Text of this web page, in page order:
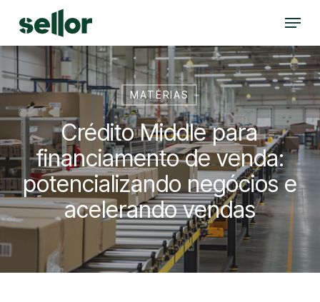
main
content
Menu
MATÉRIAS
Crédito Middle para
financiamento de venda:
potencializando negócios e
acelerando vendas
Close
Menu